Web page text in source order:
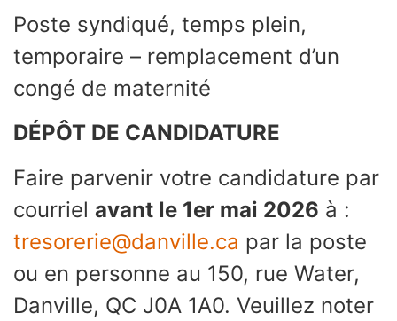
Poste syndiqué, temps plein,
temporaire – remplacement d’un
congé de maternité
DÉPÔT DE CANDIDATURE
Faire parvenir votre candidature par
courriel avant le 1er mai 2026 à :
tresorerie@danville.ca par la poste
ou en personne au 150, rue Water,
Danville, QC J0A 1A0. Veuillez noter